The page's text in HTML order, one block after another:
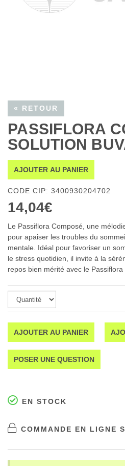
« RETOUR
PASSIFLORA
SOLUTION
AJOUTER AU PANIER
CODE CIP: 3400930204702
14,04€
Le Passiflora Composé, une
pour apaiser les troubles du
mentale. Idéal pour favoriser un
le stress quotidien, il invite à la
repos bien mérité avec le Passiflora
AJOUTER AU PANIER
POSER UNE QUESTION
EN STOCK
COMMANDE EN LIGNE